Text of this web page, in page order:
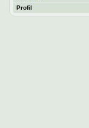
Profil